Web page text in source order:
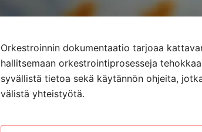
Orkestroinnin dokumentaatio tarjoaa
hallitsemaan orkestrointiprosesseja
syvällistä tietoa sekä käytännön ohjeita,
välistä yhteistyötä.